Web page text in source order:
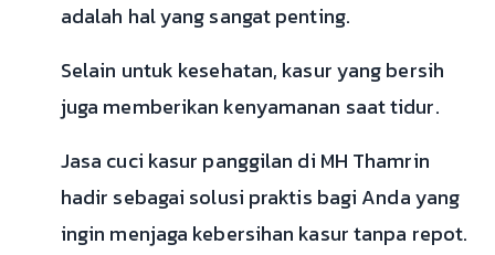
adalah hal yang sangat penting.
Selain untuk kesehatan, kasur yang bersih
juga memberikan kenyamanan saat tidur.
Jasa cuci kasur panggilan di MH Thamrin
hadir sebagai solusi praktis bagi Anda yang
ingin menjaga kebersihan kasur tanpa repot.